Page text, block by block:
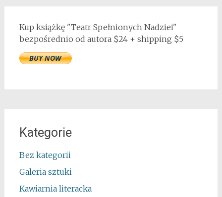
Kup książkę "Teatr Spełnionych Nadziei"
bezpośrednio od autora $24 + shipping $5
Kategorie
Bez kategorii
Galeria sztuki
Kawiarnia literacka